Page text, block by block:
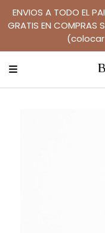
ENVIOS A TODO EL
GRATIS EN COMPRAS